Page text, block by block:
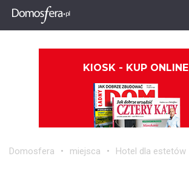
KIOSK - KUP ONLINE
Domosfera miejsca Hotel dla estetów